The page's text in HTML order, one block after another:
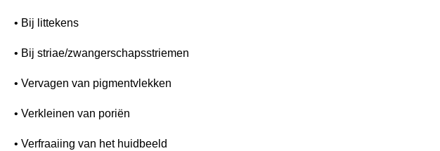
• Bij littekens
• Bij striae/zwangerschapsstriemen
• Vervagen van pigmentvlekken
• Verkleinen van poriën
• Verfraaiing van het huidbeeld